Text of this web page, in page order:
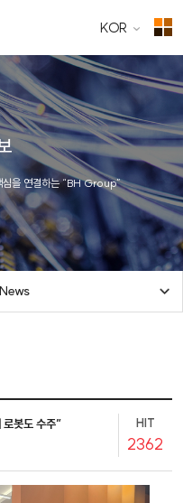
KOR
심을 연결하는 “BH Group”
News
봇도 수주”
HIT
2362